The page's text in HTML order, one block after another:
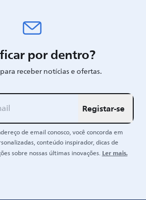
por dentro?
receber notícias e ofertas.
Registar-se
de email conosco, você concorda em
conteúdo inspirador, dicas de
sobre nossas últimas inovações.Ler mais.